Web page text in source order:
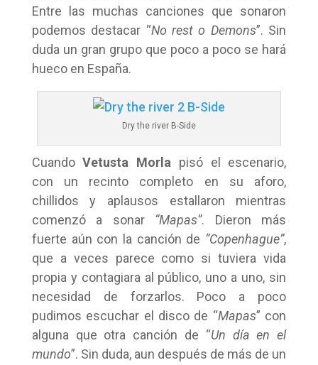
Entre las muchas canciones que sonaron
podemos destacar “No rest o Demons”. Sin
duda un gran grupo que poco a poco se hará
hueco en España.
Dry the river B-Side
CuandoVetusta Morla pisó el escenario,
con un recinto completo en su aforo,
chillidos y aplausos estallaron mientras
comenzó a sonar “Mapas”. Dieron más
fuerte aún con la canción de “Copenhague”,
que a veces parece como si tuviera vida
propia y contagiara al público, uno a uno, sin
necesidad de forzarlos. Poco a poco
pudimos escuchar el disco de “Mapas” con
alguna que otra canción de “Un día en el
mundo”. Sin duda, aun después de más de un